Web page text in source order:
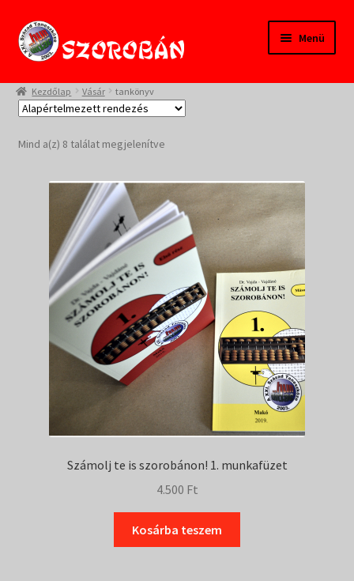
Ugrás
a
Kilépés
a
Menü
Kezdőlap
Pedagógusoknak
Szülőknek
Gyereksarok
Kezdőlap Vásár tankönyv
Mind a(z) 8 találat megjelenítve
Számolj te is szorobánon! 1. munkafüzet
4.500 Ft
Kosárba teszem